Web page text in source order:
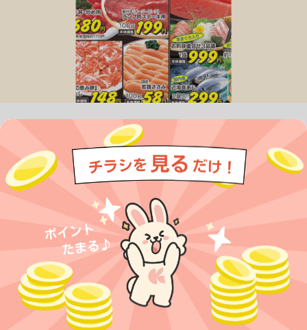
アプリでチラシを見るだけで
ポイントが貯まる！
無料アプリでポイントを貯める
とじる
今すぐアプリをダウンロードする
プライバシーポリシー 利用規約
サービスに関してのお問い合わせ
チラシ掲載をお考えの方
Copyright© Kurashiru, Inc. All Rights Reserved.